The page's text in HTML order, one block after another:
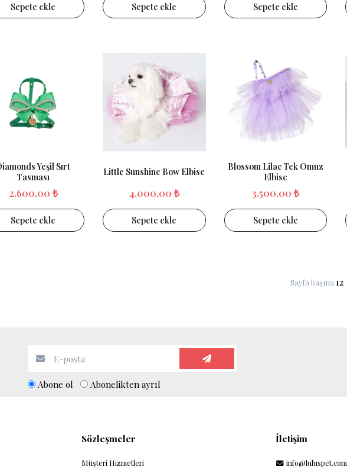
Sepete ekle Sepete ekle Sepete ekle
Yeşil Sırt
Tasması
2.600,00 ₺
Sepete ekle
Little Sunshine Bow Elbise
4.000,00 ₺
Sepete ekle
Blossom Lilac Tek Omuz
Elbise
3.500,00 ₺
Sepete ekle
Sayfa başına 12
Abone ol Abonelikten ayrıl
Sözleşmeler
Müşteri Hizmetleri
İletişim
info@luluspet.com